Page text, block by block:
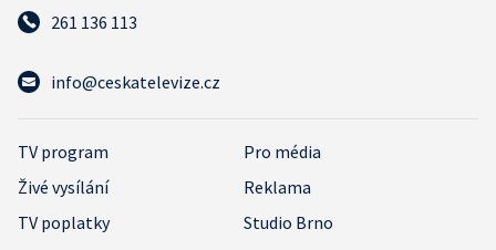
261 136 113
info@ceskatelevize.cz
TV program
Pro média
Živé vysílání
Reklama
TV poplatky
Studio Brno